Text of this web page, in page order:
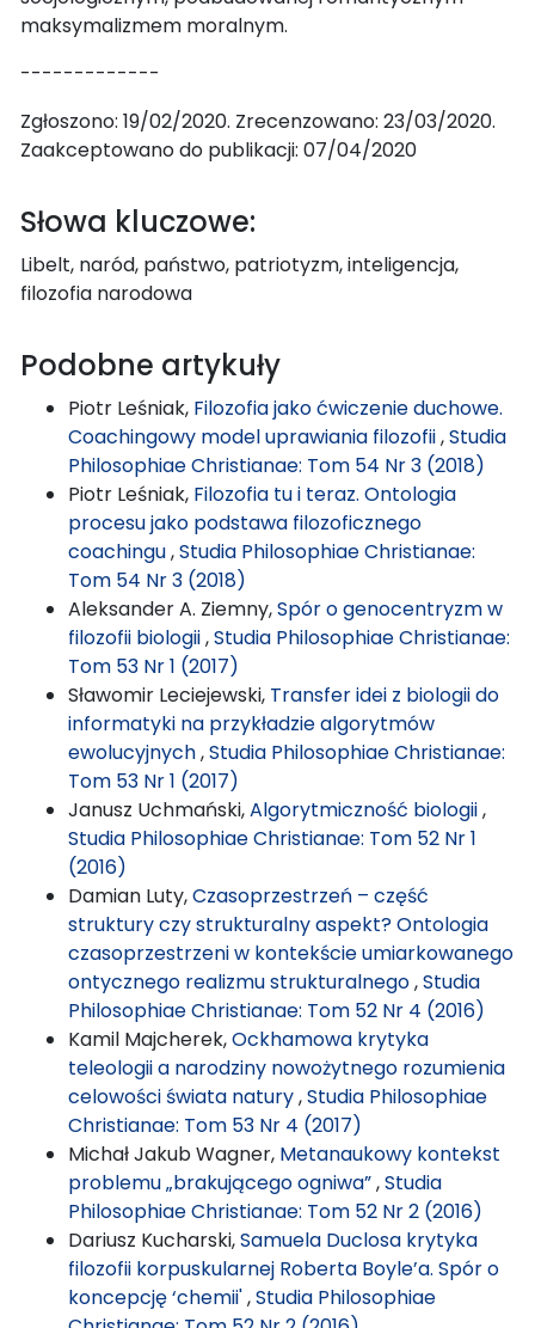
maksymalizmem moralnym.
-------------
Zgłoszono: 19/02/2020. Zrecenzowano: 23/03/2020.
Zaakceptowano do publikacji: 07/04/2020
Słowa kluczowe:
Libelt, naród, państwo, patriotyzm, inteligencja,
filozofia narodowa
Podobne artykuły
Piotr Leśniak, Filozofia jako ćwiczenie duchowe.
Coachingowy model uprawiania filozofii,Studia
Philosophiae Christianae: Tom 54 Nr 3 (2018)
Piotr Leśniak, Filozofia tu i teraz. Ontologia
procesu jako podstawa filozoficznego
coachingu,Studia Philosophiae Christianae:
Tom 54 Nr 3 (2018)
Aleksander A. Ziemny,Spór o genocentryzm w
filozofii biologii,Studia Philosophiae Christianae:
Tom 53 Nr 1 (2017)
Sławomir Leciejewski, Transfer idei z biologii do
informatyki na przykładzie algorytmów
ewolucyjnych,Studia Philosophiae Christianae:
Tom 53 Nr 1 (2017)
Janusz Uchmański,Algorytmiczność biologii,
Studia Philosophiae Christianae: Tom 52 Nr 1
(2016)
Damian Luty,Czasoprzestrzeń – część
struktury czy strukturalny aspekt? Ontologia
czasoprzestrzeni w kontekście umiarkowanego
ontycznego realizmu strukturalnego,Studia
Philosophiae Christianae: Tom 52 Nr 4 (2016)
Kamil Majcherek,Ockhamowa krytyka
teleologii a narodziny nowożytnego rozumienia
celowości świata natury,Studia Philosophiae
Christianae: Tom 53 Nr 4 (2017)
Michał Jakub Wagner, Metanaukowy kontekst
problemu „brakującego ogniwa”,Studia
Philosophiae Christianae: Tom 52 Nr 2 (2016)
Dariusz Kucharski,Samuela Duclosa krytyka
filozofii korpuskularnej Roberta Boyle’a. Spór o
koncepcję ‘chemii',Studia Philosophiae